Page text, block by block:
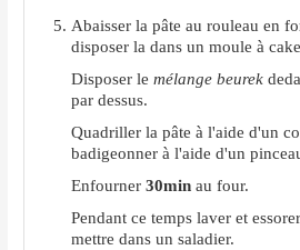
Abaisser la pâte au rouleau en
disposer la dans un moule à
Disposer le mélange beurek
par dessus.
Quadriller la pâte à l'aide d'un
badigeonner à l'aide d'un
Enfourner 30min au four.
Pendant ce temps laver et
mettre dans un saladier.